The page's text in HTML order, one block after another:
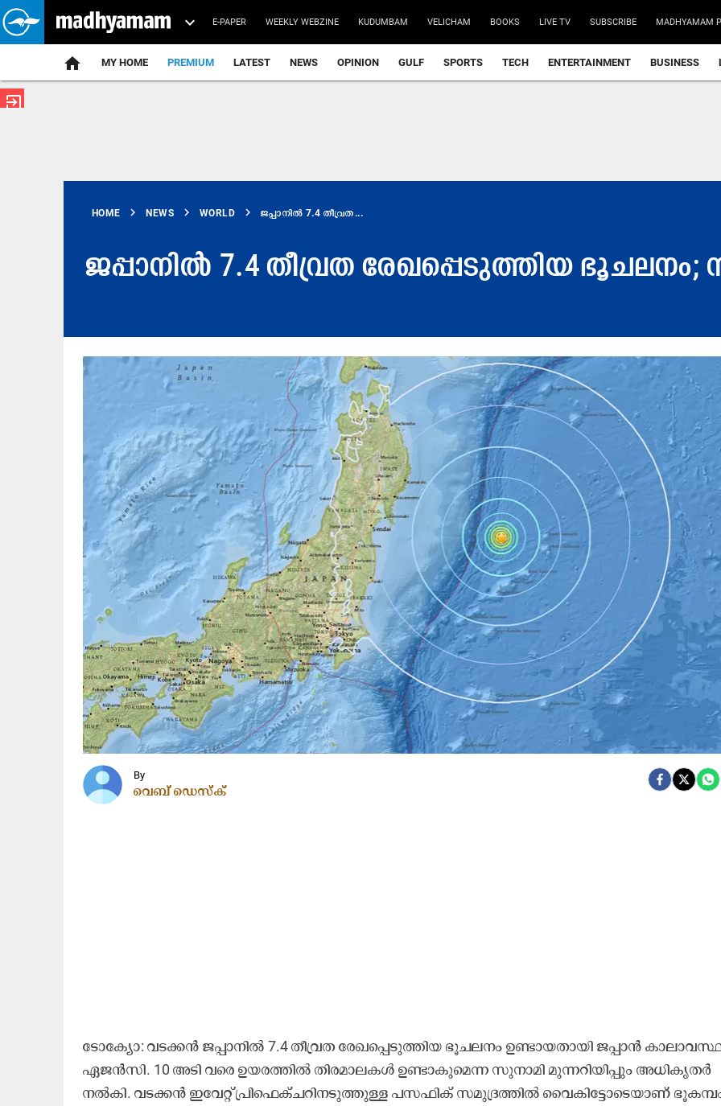
E-PAPER WEEKLY WEBZINE KUDUMBAM VELICHAM BOOKS LIVE TV SUBSCRIBE MADHYAMAM
home MY HOME PREMIUM LATEST NEWS OPINION GULF SPORTS TECH ENTERTAINMENT BUSINESS
exit_to_app
HOME chevron_right NEWS chevron_right WORLD chevron_right ജപ്പാനിൽ 7.4 തീവ്രത...
ജപ്പാനിൽ 7.4 തീവ്രത രേഖപ്പെടുത്തിയ ഭൂചലനം;
By
വെബ് ഡെസ്ക്
ടോക്യോ: വടക്കൻ ജപ്പാനിൽ 7.4 തീവ്രത രേഖപ്പെടുത്തിയ ഭൂചലനം ഉണ്ടായതായി ജപ്പാൻ
ഏജൻസി. 10 അടി വരെ ഉയരത്തിൽ തിരമാലകൾ ഉണ്ടാകുമെന്ന സുനാമി മുന്നറിയിപ്പും അധികൃതർ
നൽകി. വടക്കൻ ഇവേറ്റ് പ്രിഫെക്ചറിനടുത്തുള്ള പസഫിക് സമുദ്രത്തിൽ വൈകിട്ടോടെയാണ്